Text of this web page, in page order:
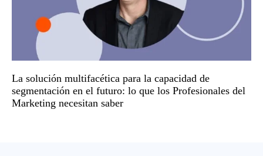
La solución multifacética para la capacidad de
segmentación en el futuro: lo que los Profesionales del
Marketing necesitan saber